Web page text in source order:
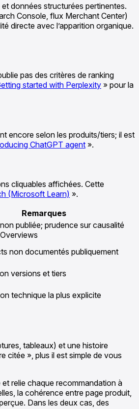
données structurées pertinentes.
Console, flux Merchant Center)
directe avec l’apparition organique.
pas des critères de ranking
started with Perplexity » pour la
encore selon les produits/tiers; il est
ChatGPT agent».
cliquables affichées. Cette
(Microsoft Learn) ».
Remarques
publiée; prudence sur causalité
non documentés publiquement
versions et tiers
technique la plus explicite
tableaux) et une histoire
citée », plus il est simple de vous
relie chaque recommandation à
la cohérence entre page produit,
Dans les deux cas, des